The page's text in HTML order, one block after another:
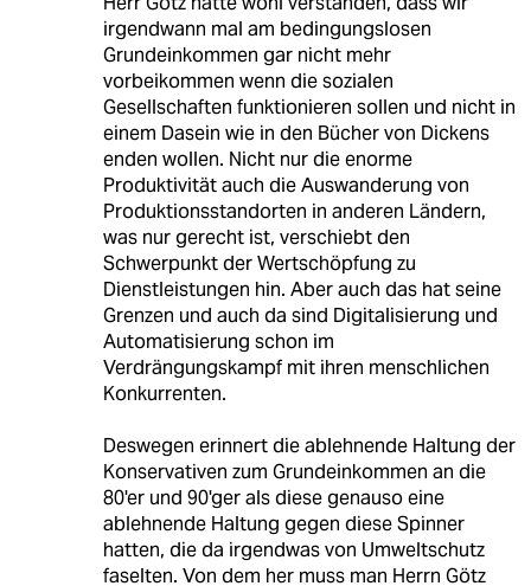
irgendwann mal am bedingungslosen
Grundeinkommen gar nicht mehr
vorbeikommen wenn die sozialen
Gesellschaften funktionieren sollen und nicht in
einem Dasein wie in den Bücher von Dickens
enden wollen. Nicht nur die enorme
Produktivität auch die Auswanderung von
Produktionsstandorten in anderen Ländern,
was nur gerecht ist, verschiebt den
Schwerpunkt der Wertschöpfung zu
Dienstleistungen hin. Aber auch das hat seine
Grenzen und auch da sind Digitalisierung und
Automatisierung schon im
Verdrängungskampf mit ihren menschlichen
Konkurrenten.
Deswegen erinnert die ablehnende Haltung der
Konservativen zum Grundeinkommen an die
80'er und 90'ger als diese genauso eine
ablehnende Haltung gegen diese Spinner
hatten, die da irgendwas von Umweltschutz
faselten. Von dem her muss man Herrn Götz